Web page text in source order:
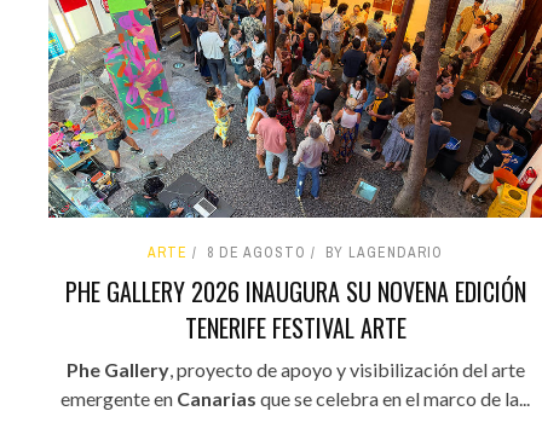
ARTE 8 DE AGOSTO BY LAGENDARIO
PHE GALLERY 2026 INAUGURA SU NOVENA EDICIÓN
TENERIFE FESTIVAL ARTE
Phe Gallery, proyecto de apoyo y visibilización del arte
emergente en Canarias que se celebra en el marco de la...